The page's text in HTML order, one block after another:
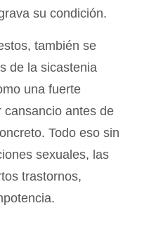
su condición.
también se
de la sicastenia
una fuerte
cansancio antes de
Todo eso sin
sexuales, las
trastornos,